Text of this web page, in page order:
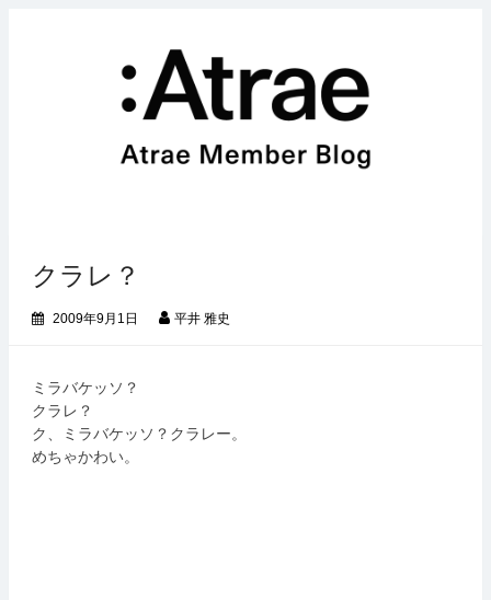
クラレ？
2009年9月1日 平井 雅史
ミラバケッソ？
クラレ？
ク、ミラバケッソ？クラレー。
めちゃかわい。